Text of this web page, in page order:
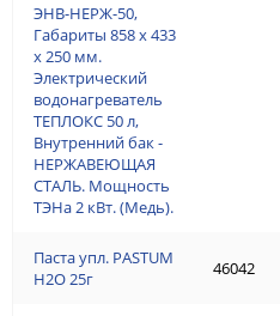
ЭНВ-НЕРЖ-50,
Габариты 858 х 433
х 250 мм.
Электрический
водонагреватель
ТЕПЛОКС 50 л,
Внутренний бак -
НЕРЖАВЕЮЩАЯ
СТАЛЬ. Мощность
ТЭНа 2 кВт. (Медь).
Паста упл. PASTUM
H2О 25г
46042